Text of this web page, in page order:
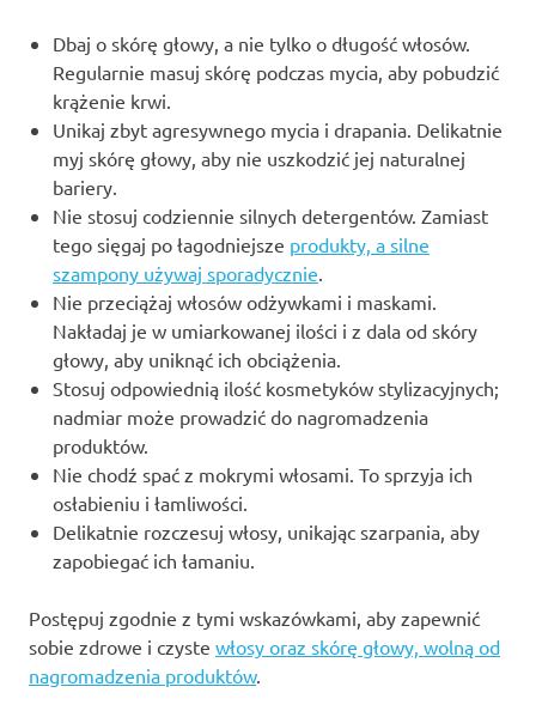
Dbaj o skórę głowy, a nie tylko o długość włosów.
Regularnie masuj skórę podczas mycia, aby pobudzić
krążenie krwi.
Unikaj zbyt agresywnego mycia i drapania. Delikatnie
myj skórę głowy, aby nie uszkodzić jej naturalnej
bariery.
Nie stosuj codziennie silnych detergentów. Zamiast
tego sięgaj po łagodniejsze produkty, a silne
szampony używaj sporadycznie.
Nie przeciążaj włosów odżywkami i maskami.
Nakładaj je w umiarkowanej ilości i z dala od skóry
głowy, aby uniknąć ich obciążenia.
Stosuj odpowiednią ilość kosmetyków stylizacyjnych;
nadmiar może prowadzić do nagromadzenia
produktów.
Nie chodź spać z mokrymi włosami. To sprzyja ich
osłabieniu i łamliwości.
Delikatnie rozczesuj włosy, unikając szarpania, aby
zapobiegać ich łamaniu.
Postępuj zgodnie z tymi wskazówkami, aby zapewnić
sobie zdrowe i czyste włosy oraz skórę głowy, wolną od
nagromadzenia produktów.